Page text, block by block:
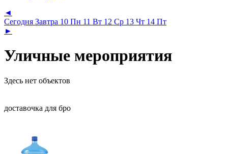
◄
Сегодня Завтра 10 Пн 11 Вт 12 Ср 13 Чт 14 Пт
►
Уличные мероприятия
Здесь нет объектов
доставочка для бро